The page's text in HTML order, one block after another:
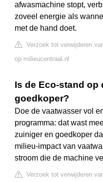
afwasmachine stopt,
zoveel energie als
met de hand doet.
Verzoek tot verwijderen
op milieucentraal.nl
Is de Eco-stand op
goedkoper?
Doe de vaatwasser vol
programma: dat wast
zuiniger en goedkoper
milieu-impact van
stroom die de machine
Verzoek tot verwijderen